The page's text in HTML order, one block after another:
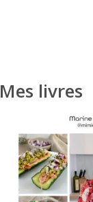
Mes livres